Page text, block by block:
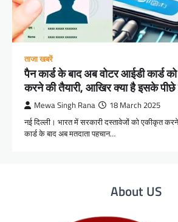
ताजा खबरें
पैन कार्ड के बाद अब वोटर आईडी कार्ड
करने की तैयारी, आखिर क्या है इसके पीछे
Mewa Singh Rana 18 March 2025
नई दिल्ली। भारत में सरकारी दस्तावेजों को एकीकृत
कार्ड के बाद अब मतदाता पहचान…
About US